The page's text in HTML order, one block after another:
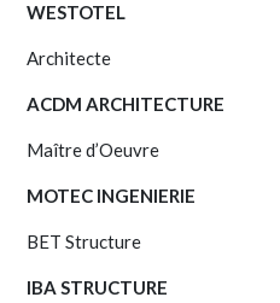
WESTOTEL
Architecte
ACDM ARCHITECTURE
Maître d’Oeuvre
MOTEC INGENIERIE
BET Structure
IBA STRUCTURE